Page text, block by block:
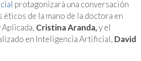
protagonizará una conversación
de la mano de la doctora en
Cristina Aranda,y el
en Inteligencia Artificial, David